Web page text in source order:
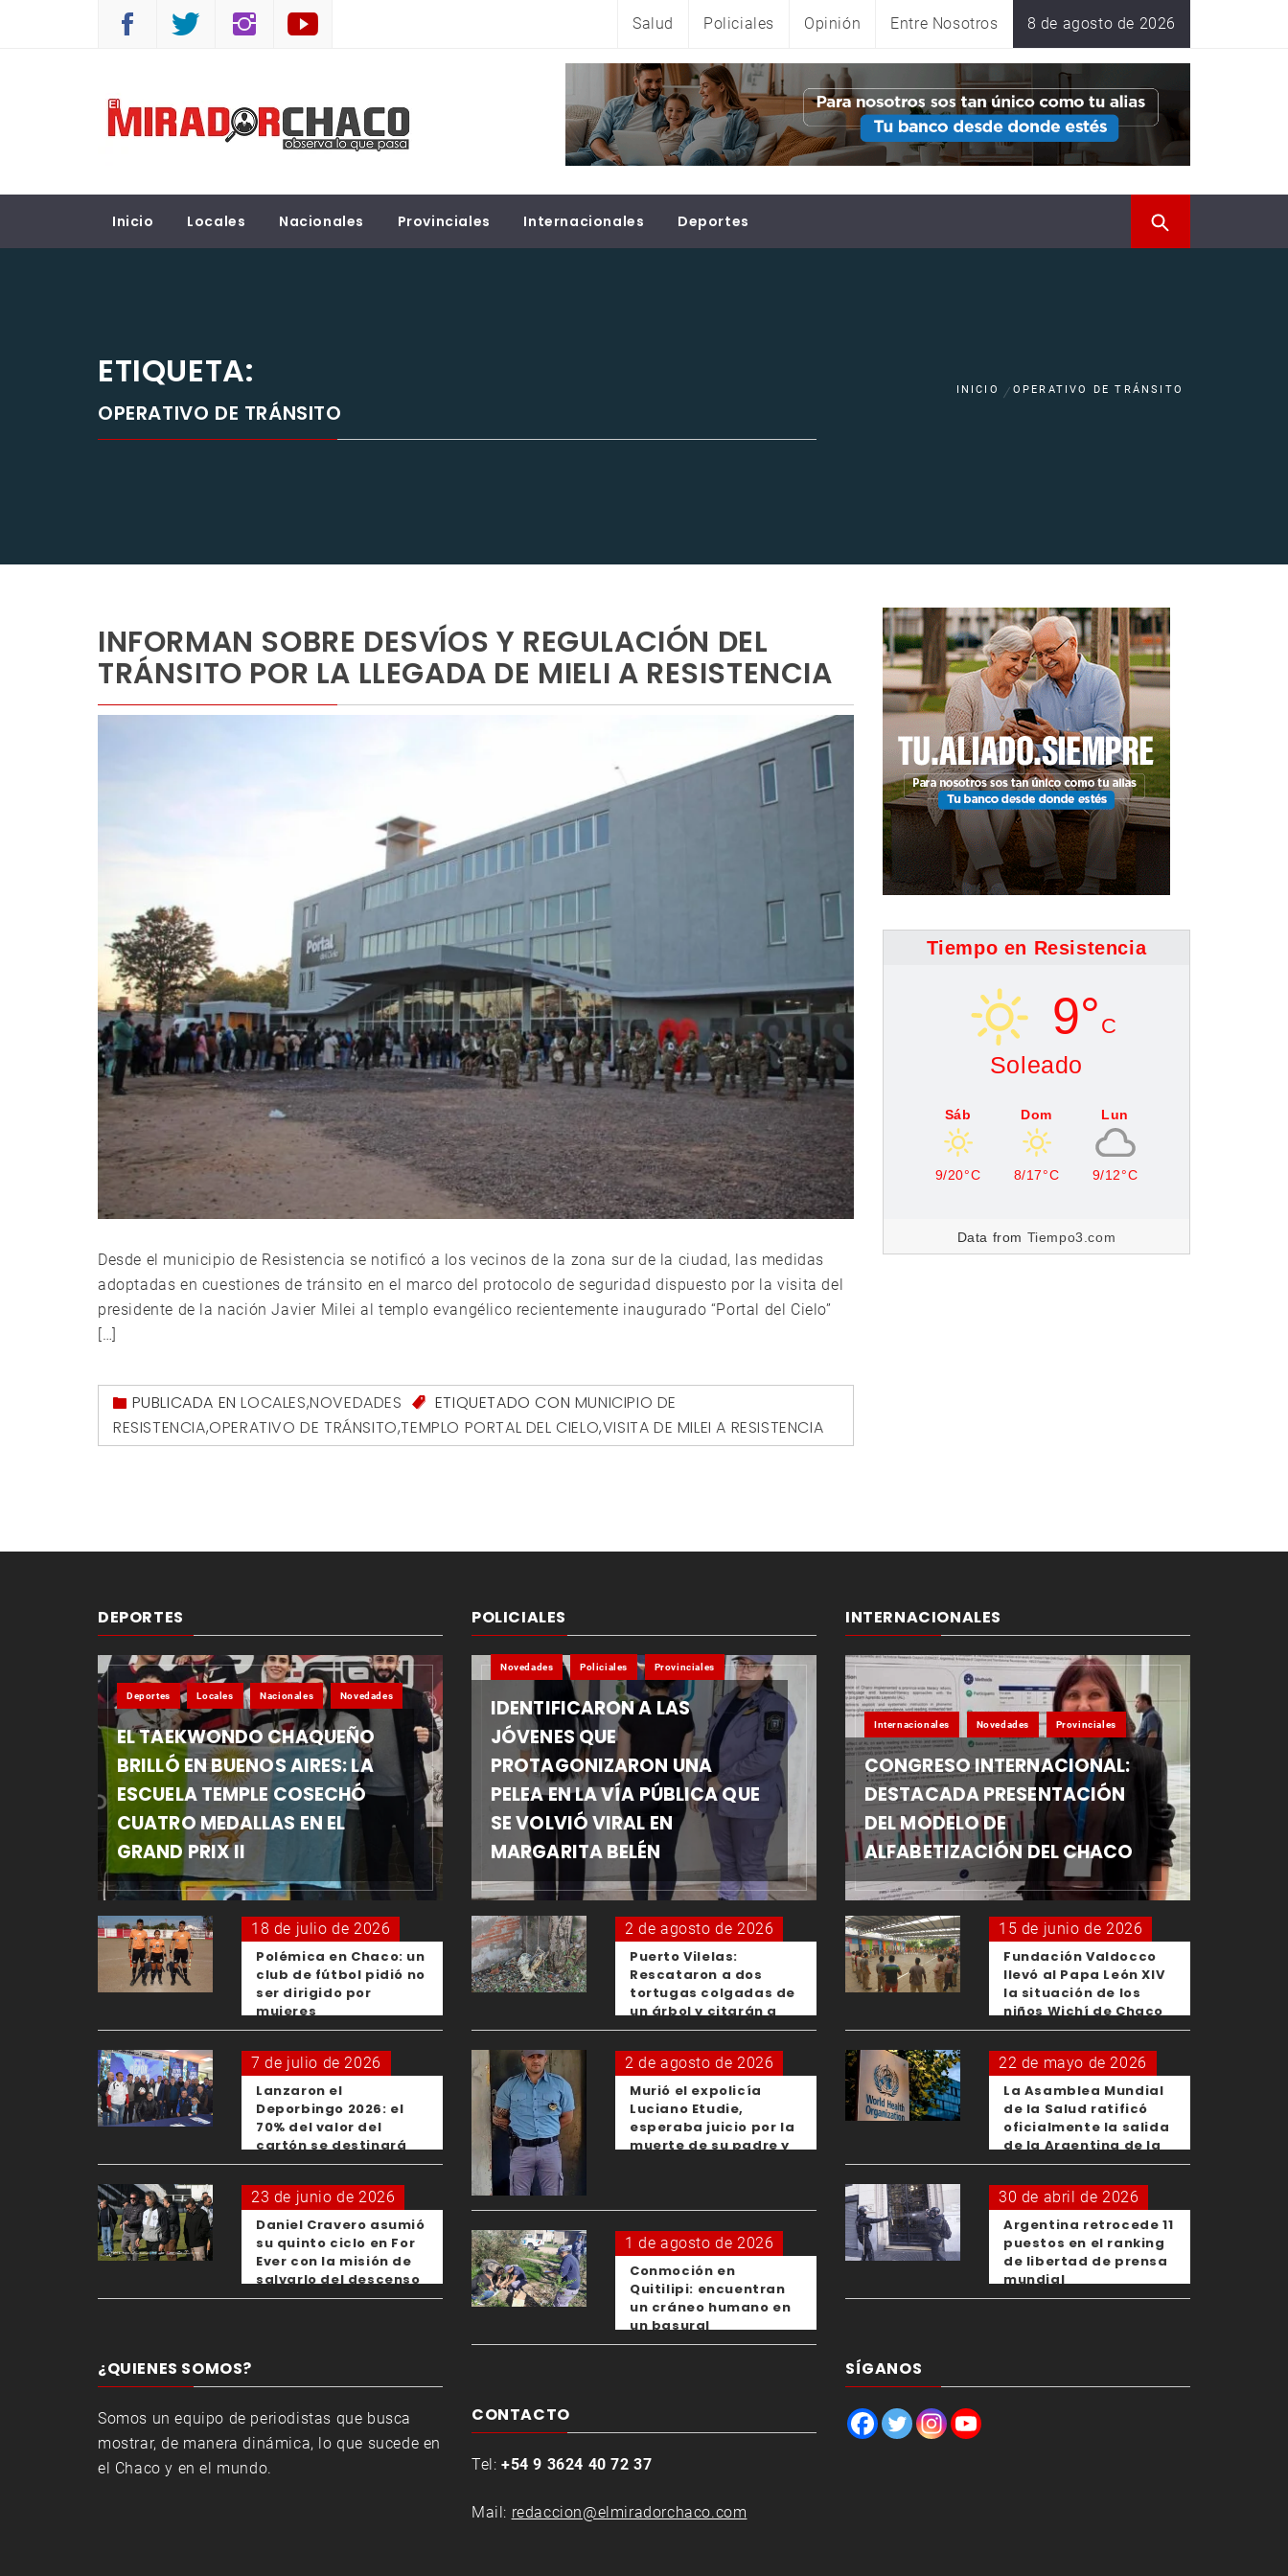
Salud Policiales Opinión Entre Nosotros 8 de agosto de 2026
EL MIRADOR CHACO
Inicio Locales Nacionales Provinciales Internacionales Deportes
ETIQUETA:
OPERATIVO DE TRÁNSITO
INICIO OPERATIVO DE TRÁNSITO
INFORMAN SOBRE DESVÍOS Y REGULACIÓN DEL
TRÁNSITO POR LA LLEGADA DE MIELI A RESISTENCIA
Desde el municipio de Resistencia se notificó a los vecinos de la zona sur de la ciudad, las medidas
adoptadas en cuestiones de tránsito en el marco del protocolo de seguridad dispuesto por la visita del
presidente de la nación Javier Milei al templo evangélico recientemente inaugurado “Portal del Cielo”
[…]
PUBLICADA ENLOCALES,NOVEDADES ETIQUETADO CON MUNICIPIO DE
RESISTENCIA,OPERATIVO DE TRÁNSITO,TEMPLO PORTAL DEL CIELO,VISITA DE MILEI A RESISTENCIA
Tiempo en Resistencia
9° C
Soleado
Sáb
9/20°C
Dom
8/17°C
Lun
9/12°C
Data from Tiempo3.com
DEPORTES
Deportes Locales Nacionales Novedades
EL TAEKWONDO CHAQUEÑO
BRILLÓ EN BUENOS AIRES: LA
ESCUELA TEMPLE COSECHÓ
CUATRO MEDALLAS EN EL
GRAND PRIX II
18 de julio de 2026
Polémica en Chaco: un
club de fútbol pidió no
ser dirigido por
mujeres
7 de julio de 2026
Lanzaron el
Deporbingo 2026: el
70% del valor del
cartón se destinará
para los clubes
23 de junio de 2026
Daniel Cravero asumió
su quinto ciclo en For
Ever con la misión de
salvarlo del descenso
¿QUIENES SOMOS?
Somos un equipo de periodistas que busca
mostrar, de manera dinámica, lo que sucede en
el Chaco y en el mundo.
POLICIALES
Novedades Policiales Provinciales
IDENTIFICARON A LAS
JÓVENES QUE
PROTAGONIZARON UNA
PELEA EN LA VÍA PÚBLICA QUE
SE VOLVIÓ VIRAL EN
MARGARITA BELÉN
2 de agosto de 2026
Puerto Vilelas:
Rescataron a dos
tortugas colgadas de
un árbol y citarán a
los padres de los
menores responsables
2 de agosto de 2026
Murió el expolicía
Luciano Etudie,
esperaba juicio por la
muerte de su padre y
1 de agosto de 2026
Conmoción en
Quitilipi: encuentran
un cráneo humano en
un basural
CONTACTO
Tel: +54 9 3624 40 72 37
Mail: redaccion@elmiradorchaco.com
INTERNACIONALES
Internacionales Novedades Provinciales
CONGRESO INTERNACIONAL:
DESTACADA PRESENTACIÓN
DEL MODELO DE
ALFABETIZACIÓN DEL CHACO
15 de junio de 2026
Fundación Valdocco
llevó al Papa León XIV
la situación de los
niños Wichí de Chaco
22 de mayo de 2026
La Asamblea Mundial
de la Salud ratificó
oficialmente la salida
de la Argentina de la
OMS
30 de abril de 2026
Argentina retrocede 11
puestos en el ranking
de libertad de prensa
mundial
SÍGANOS